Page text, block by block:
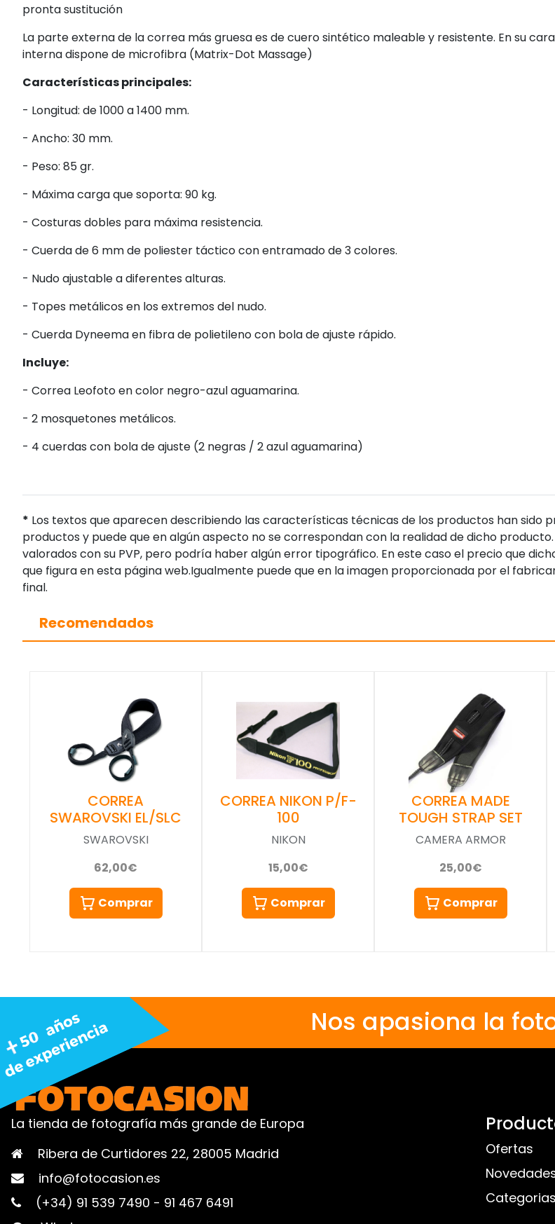
pronta sustitución
La parte externa de la correa más gruesa es de cuero sintético maleable y resistente. En su cara
interna dispone de microfibra (Matrix-Dot Massage)
Características principales:
- Longitud: de 1000 a 1400 mm.
- Ancho: 30 mm.
- Peso: 85 gr.
- Máxima carga que soporta: 90 kg.
- Costuras dobles para máxima resistencia.
- Cuerda de 6 mm de poliester táctico con entramado de 3 colores.
- Nudo ajustable a diferentes alturas.
- Topes metálicos en los extremos del nudo.
- Cuerda Dyneema en fibra de polietileno con bola de ajuste rápido.
Incluye:
- Correa Leofoto en color negro-azul aguamarina.
- 2 mosquetones metálicos.
- 4 cuerdas con bola de ajuste (2 negras / 2 azul aguamarina)
* Los textos que aparecen describiendo las características técnicas de los productos han
productos y puede que en algún aspecto no se correspondan con la realidad de dicho
valorados con su PVP, pero podría haber algún error tipográfico. En este caso el precio que
que figura en esta página web.Igualmente puede que en la imagen proporcionada por el
final.
Recomendados
CORREA
SWAROVSKI EL/SLC
SWAROVSKI
62,00€
Comprar
CORREA NIKON P/F-
100
NIKON
15,00€
Comprar
CORREA MADE
TOUGH STRAP SET
CAMERA ARMOR
25,00€
Comprar
Nos apasiona la
La tienda de fotografía más grande de Europa
Ribera de Curtidores 22, 28005 Madrid
info@fotocasion.es
(+34) 91 539 7490 - 91 467 6491
Ofertas
Categorias